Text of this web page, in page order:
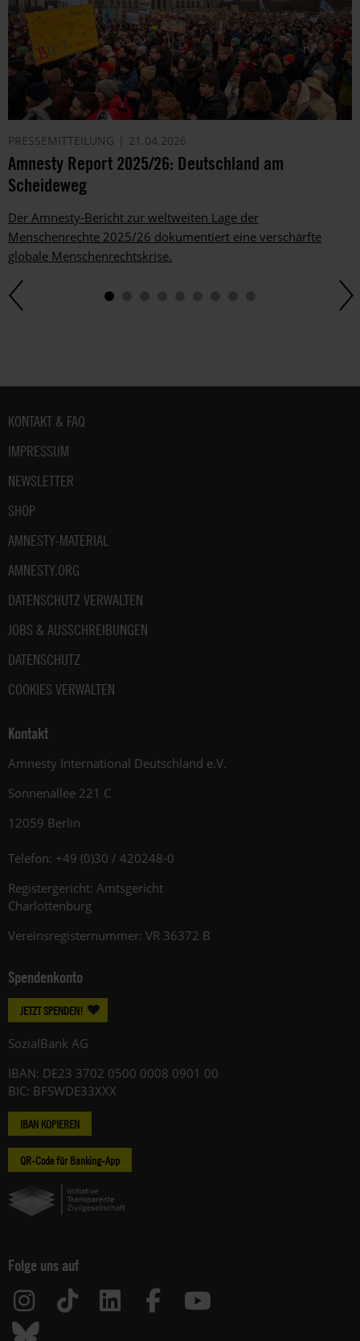
PRESSEMITTEILUNG 21.04.2026
Amnesty Report 2025/26: Deutschland am
Scheideweg
Der Amnesty-Bericht zur weltweiten Lage der
Menschenrechte 2025/26 dokumentiert eine verschärfte
globale Menschenrechtskrise.
Fußbereich
KONTAKT & FAQ
IMPRESSUM
NEWSLETTER
SHOP
AMNESTY-MATERIAL
AMNESTY.ORG
DATENSCHUTZ VERWALTEN
JOBS & AUSSCHREIBUNGEN
DATENSCHUTZ
COOKIES VERWALTEN
Kontakt
Amnesty International Deutschland e.V.
Sonnenallee 221 C
12059 Berlin
Telefon: +49 (0)30 / 420248-0
Registergericht: Amtsgericht
Charlottenburg
Vereinsregisternummer: VR 36372 B
Spendenkonto
JETZT SPENDEN!
SozialBank AG
IBAN: DE23 3702 0500 0008 0901 00
BIC: BFSWDE33XXX
IBAN KOPIEREN
QR-Code für Banking-App
Folge uns auf